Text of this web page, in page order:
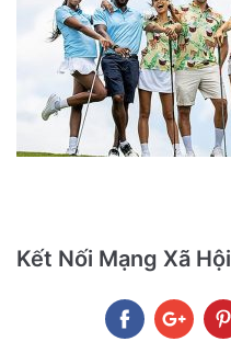
Kết Nối Mạng Xã Hội